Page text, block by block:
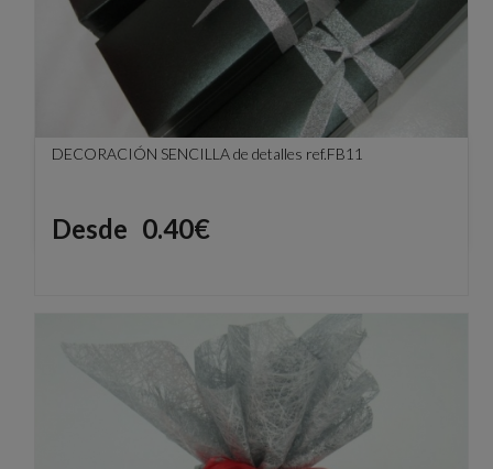
DECORACIÓN SENCILLA de detalles ref.FB11
Precio
Desde 0.40€